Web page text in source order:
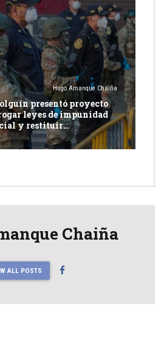
Hugo Amanque Chaiña
presentó proyecto
leyes de impunidad
y restituir
justicia ordinaria
Chaiña
ALL POSTS